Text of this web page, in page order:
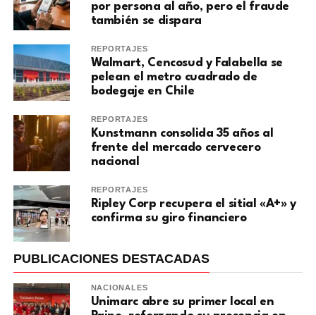
por persona al año, pero el fraude
también se dispara
REPORTAJES
Walmart, Cencosud y Falabella se
pelean el metro cuadrado de
bodegaje en Chile
REPORTAJES
Kunstmann consolida 35 años al
frente del mercado cervecero
nacional
REPORTAJES
Ripley Corp recupera el sitial «A+» y
confirma su giro financiero
PUBLICACIONES DESTACADAS
NACIONALES
Unimarc abre su primer local en